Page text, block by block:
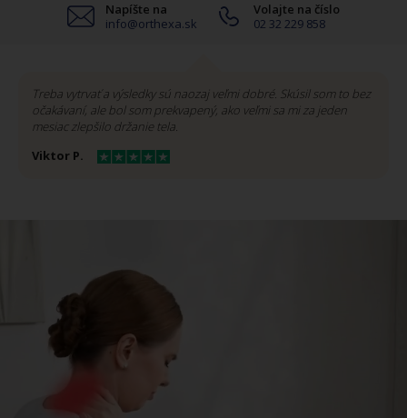
Napíšte na
info@orthexa.sk
Volajte na číslo
02 32 229 858
Treba vytrvať a výsledky sú naozaj veľmi dobré. Skúsil som to bez
očakávaní, ale bol som prekvapený, ako veľmi sa mi za jeden
mesiac zlepšilo držanie tela.
Viktor P.